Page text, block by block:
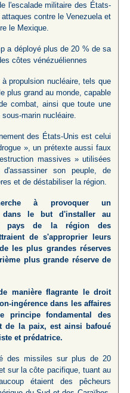
l'escalade militaire des États-
contre le Venezuela et
le Mexique.
a déployé plus de 20 % de sa
côtes vénézuéliennes
propulsion nucléaire, tels que
plus grand au monde, capable
combat, ainsi que toute une
marin nucléaire.
des États-Unis est celui
», un prétexte aussi faux
massives » utilisées
son peuple, de
et de déstabiliser la région.
à provoquer un
le but d'installer au
pays de la région des
de s'approprier leurs
les plus grandes réserves
plus grande réserve de
manière flagrante le droit
ingérence dans les affaires
principe fondamental des
de la paix, est ainsi bafoué
et prédatrice.
des missiles sur plus de 20
sur la côte pacifique, tuant au
étaient des pêcheurs